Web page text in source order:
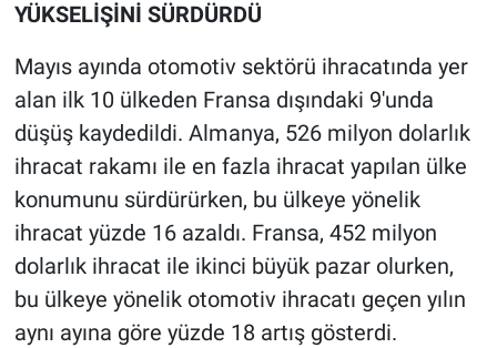
YÜKSELİŞİNİ SÜRDÜRDÜ
Mayıs ayında otomotiv sektörü ihracatında yer
alan ilk 10 ülkeden Fransa dışındaki 9'unda
düşüş kaydedildi. Almanya, 526 milyon dolarlık
ihracat rakamı ile en fazla ihracat yapılan ülke
konumunu sürdürürken, bu ülkeye yönelik
ihracat yüzde 16 azaldı. Fransa, 452 milyon
dolarlık ihracat ile ikinci büyük pazar olurken,
bu ülkeye yönelik otomotiv ihracatı geçen yılın
aynı ayına göre yüzde 18 artış gösterdi.